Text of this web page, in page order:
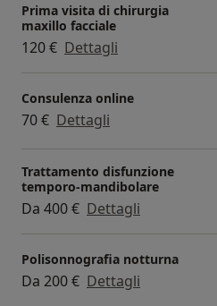
Prima visita di chirurgia
maxillo facciale
120 € Dettagli
Consulenza online
70 € Dettagli
Trattamento disfunzione
temporo-mandibolare
Da 400 € Dettagli
Polisonnografia notturna
Da 200 € Dettagli